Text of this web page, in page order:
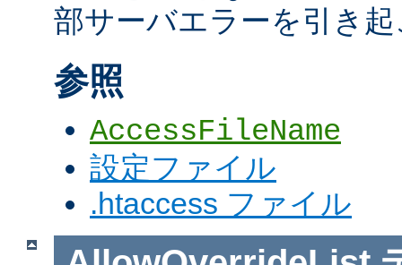
部サーバエラーを引き
参照
AccessFileName
設定ファイル
.htaccess ファイル